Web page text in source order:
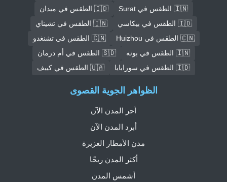
🇮🇳 الطقس في Surat
🇮🇩 الطقس في ميدان
🇮🇩 الطقس في بيكاسي
🇮🇳 الطقس في تشيناي
🇨🇳 الطقس في Huizhou
🇨🇳 الطقس في تشنغدو
🇮🇳 الطقس في بونه
🇸🇩 الطقس في أم درمان
🇮🇩 الطقس في سورابايا
🇺🇦 الطقس في كييف
الظواهر الجوية القصوى
أحر المدن الآن
أبرد المدن الآن
مدن الأمطار الغزيرة
أكثر المدن ريحًا
أشمس المدن